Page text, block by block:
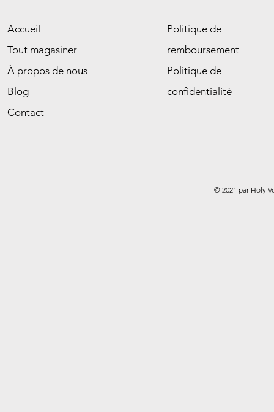
Accueil
Tout magasiner
À propos de nous
Blog
Contact
Politique de
remboursement
Politique de
confidentialité
© 2021 par Holy